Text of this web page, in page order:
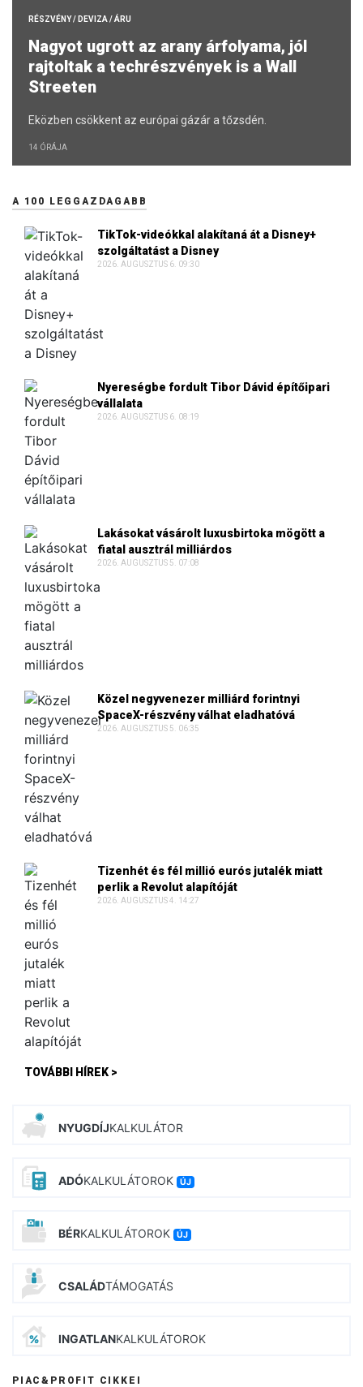
RÉSZVÉNY / DEVIZA / ÁRU
Nagyot ugrott az arany árfolyama, jól
rajtoltak a techrészvények is a Wall
Streeten
Eközben csökkent az európai gázár a tőzsdén.
14 ÓRÁJA
A 100 LEGGAZDAGABB
TikTok-videókkal alakítaná át a Disney+
szolgáltatást a Disney
2026. AUGUSZTUS 6. 09:30
Nyereségbe fordult Tibor Dávid építőipari
vállalata
2026. AUGUSZTUS 6. 08:19
Lakásokat vásárolt luxusbirtoka mögött a
fiatal ausztrál milliárdos
2026. AUGUSZTUS 5. 07:08
Közel negyvenezer milliárd forintnyi
SpaceX-részvény válhat eladhatóvá
2026. AUGUSZTUS 5. 06:35
Tizenhét és fél millió eurós jutalék miatt
perlik a Revolut alapítóját
2026. AUGUSZTUS 4. 14:27
TOVÁBBI HÍREK >
NYUGDÍJKALKULÁTOR
ADÓKALKULÁTOROK ÚJ
BÉRKALKULÁTOROK ÚJ
CSALÁDTÁMOGATÁS
INGATLANKALKULÁTOROK
PIAC&PROFIT CIKKEI